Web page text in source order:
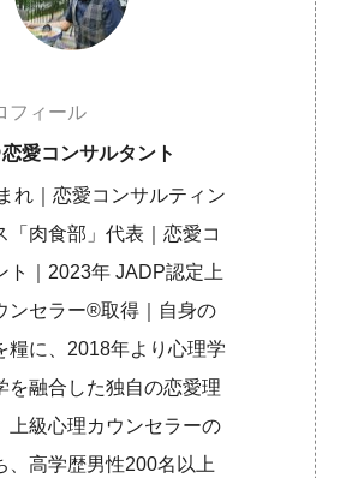
フィール
愛コンサルタント
れ｜恋愛コンサルティン
「肉食部」代表｜恋愛コ
ト｜2023年 JADP認定上
ンセラー®取得｜自身の
糧に、2018年より心理学
を融合した独自の恋愛理
上級心理カウンセラーの
、高学歴男性200名以上